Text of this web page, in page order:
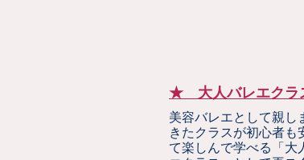
​★ 大人バレエクラ
美容バレエとして親し
きたクラスが初心者も
て楽しんで学べる「大